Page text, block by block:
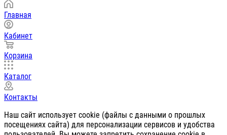
Главная
Кабинет
Корзина
Каталог
Контакты
Наш сайт использует cookie (файлы с данными о прошлых
посещениях сайта) для персонализации сервисов и удобства